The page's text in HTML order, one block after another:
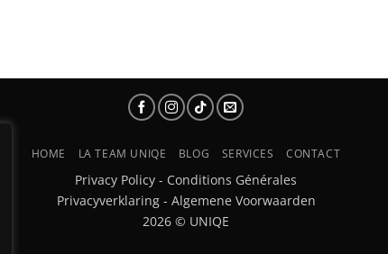
HOME LA TEAM UNIQE BLOG SERVICES CONTACT
Privacy Policy - Conditions Générales
Privacyverklaring- Algemene Voorwaarden
2026 © UNIQE